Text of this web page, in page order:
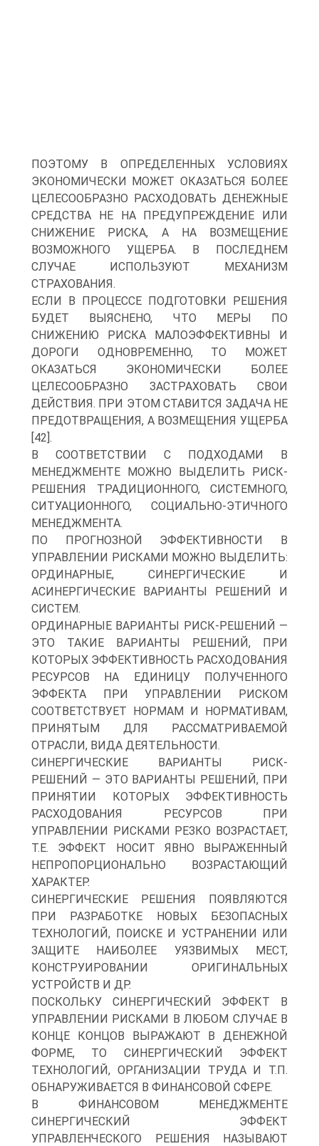
ПОЭТОМУ В ОПРЕДЕЛЕННЫХ УСЛОВИЯХ
ЭКОНОМИЧЕСКИ МОЖЕТ ОКАЗАТЬСЯ БОЛЕЕ
ЦЕЛЕСООБРАЗНО РАСХОДОВАТЬ ДЕНЕЖНЫЕ
СРЕДСТВА НЕ НА ПРЕДУПРЕЖДЕНИЕ ИЛИ
СНИЖЕНИЕ РИСКА, А НА ВОЗМЕЩЕНИЕ
ВОЗМОЖНОГО УЩЕРБА. В ПОСЛЕДНЕМ
СЛУЧАЕ ИСПОЛЬЗУЮТ МЕХАНИЗМ
СТРАХОВАНИЯ.
ЕСЛИ В ПРОЦЕССЕ ПОДГОТОВКИ РЕШЕНИЯ
БУДЕТ ВЫЯСНЕНО, ЧТО МЕРЫ ПО
СНИЖЕНИЮ РИСКА МАЛОЭФФЕКТИВНЫ И
ДОРОГИ ОДНОВРЕМЕННО, ТО МОЖЕТ
ОКАЗАТЬСЯ ЭКОНОМИЧЕСКИ БОЛЕЕ
ЦЕЛЕСООБРАЗНО ЗАСТРАХОВАТЬ СВОИ
ДЕЙСТВИЯ. ПРИ ЭТОМ СТАВИТСЯ ЗАДАЧА НЕ
ПРЕДОТВРАЩЕНИЯ, А ВОЗМЕЩЕНИЯ УЩЕРБА
[42].
В СООТВЕТСТВИИ С ПОДХОДАМИ В
МЕНЕДЖМЕНТЕ МОЖНО ВЫДЕЛИТЬ РИСК-
РЕШЕНИЯ ТРАДИЦИОННОГО, СИСТЕМНОГО,
СИТУАЦИОННОГО, СОЦИАЛЬНО-ЭТИЧНОГО
МЕНЕДЖМЕНТА.
ПО ПРОГНОЗНОЙ ЭФФЕКТИВНОСТИ В
УПРАВЛЕНИИ РИСКАМИ МОЖНО ВЫДЕЛИТЬ:
ОРДИНАРНЫЕ, СИНЕРГИЧЕСКИЕ И
АСИНЕРГИЧЕСКИЕ ВАРИАНТЫ РЕШЕНИЙ И
СИСТЕМ.
ОРДИНАРНЫЕ ВАРИАНТЫ РИСК-РЕШЕНИЙ —
ЭТО ТАКИЕ ВАРИАНТЫ РЕШЕНИЙ, ПРИ
КОТОРЫХ ЭФФЕКТИВНОСТЬ РАСХОДОВАНИЯ
РЕСУРСОВ НА ЕДИНИЦУ ПОЛУЧЕННОГО
ЭФФЕКТА ПРИ УПРАВЛЕНИИ РИСКОМ
СООТВЕТСТВУЕТ НОРМАМ И НОРМАТИВАМ,
ПРИНЯТЫМ ДЛЯ РАССМАТРИВАЕМОЙ
ОТРАСЛИ, ВИДА ДЕЯТЕЛЬНОСТИ.
СИНЕРГИЧЕСКИЕ ВАРИАНТЫ РИСК-
РЕШЕНИЙ — ЭТО ВАРИАНТЫ РЕШЕНИЙ, ПРИ
ПРИНЯТИИ КОТОРЫХ ЭФФЕКТИВНОСТЬ
РАСХОДОВАНИЯ РЕСУРСОВ ПРИ
УПРАВЛЕНИИ РИСКАМИ РЕЗКО ВОЗРАСТАЕТ,
Т.Е. ЭФФЕКТ НОСИТ ЯВНО ВЫРАЖЕННЫЙ
НЕПРОПОРЦИОНАЛЬНО ВОЗРАСТАЮЩИЙ
ХАРАКТЕР.
СИНЕРГИЧЕСКИЕ РЕШЕНИЯ ПОЯВЛЯЮТСЯ
ПРИ РАЗРАБОТКЕ НОВЫХ БЕЗОПАСНЫХ
ТЕХНОЛОГИЙ, ПОИСКЕ И УСТРАНЕНИИ ИЛИ
ЗАЩИТЕ НАИБОЛЕЕ УЯЗВИМЫХ МЕСТ,
КОНСТРУИРОВАНИИ ОРИГИНАЛЬНЫХ
УСТРОЙСТВ И ДР.
ПОСКОЛЬКУ СИНЕРГИЧЕСКИЙ ЭФФЕКТ В
УПРАВЛЕНИИ РИСКАМИ В ЛЮБОМ СЛУЧАЕ В
КОНЦЕ КОНЦОВ ВЫРАЖАЮТ В ДЕНЕЖНОЙ
ФОРМЕ, ТО СИНЕРГИЧЕСКИЙ ЭФФЕКТ
ТЕХНОЛОГИЙ, ОРГАНИЗАЦИИ ТРУДА И Т.П.
ОБНАРУЖИВАЕТСЯ В ФИНАНСОВОЙ СФЕРЕ.
В ФИНАНСОВОМ МЕНЕДЖМЕНТЕ
СИНЕРГИЧЕСКИЙ ЭФФЕКТ
УПРАВЛЕНЧЕСКОГО РЕШЕНИЯ НАЗЫВАЮТ